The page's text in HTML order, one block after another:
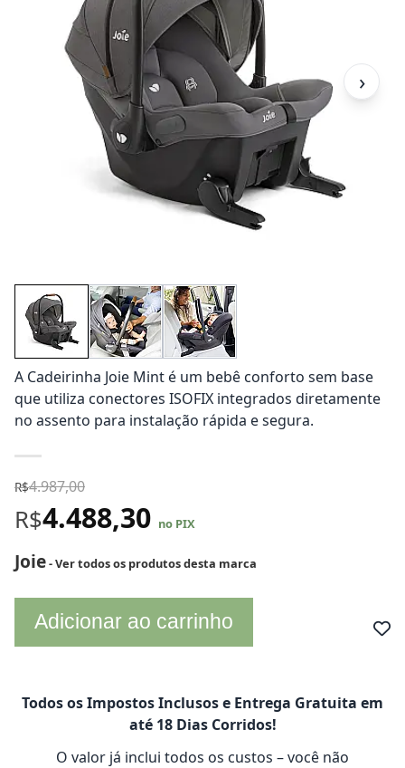
›
A Cadeirinha Joie Mint é um bebê conforto sem base
que utiliza conectores ISOFIX integrados diretamente
no assento para instalação rápida e segura.
R$4.987,00
R$4.488,30 no PIX
Joie- Ver todos os produtos desta marca
Adicionar ao carrinho
Todos os Impostos Inclusos e Entrega Gratuita em
até 18 Dias Corridos!
O valor já inclui todos os custos – você não